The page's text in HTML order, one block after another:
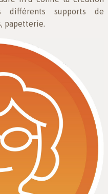
supports de
papetterie.